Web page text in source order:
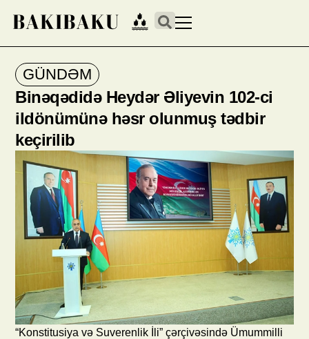
GÜNDƏM
Binəqədidə Heydər Əliyevin 102-ci
ildönümünə həsr olunmuş tədbir
keçirilib
“Konstitusiya və Suverenlik İli” çərçivəsində Ümummilli